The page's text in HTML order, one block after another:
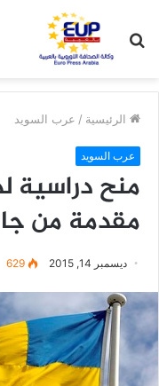
عن
الرئيسية / عرب السويد
عرب السويد
منح دراسية
مقدمة من
ديسمبر 14, 2015 629